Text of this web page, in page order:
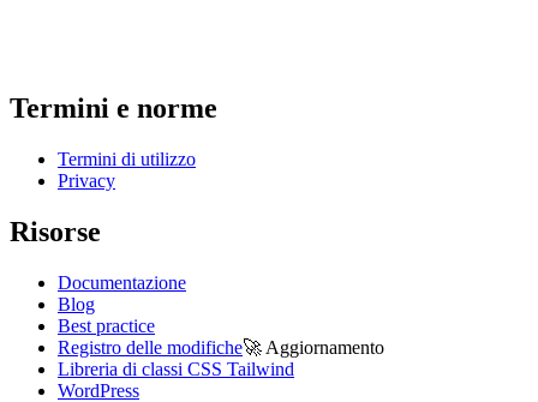
Termini e norme
Termini di utilizzo
Privacy
Risorse
Documentazione
Blog
Best practice
Registro delle modifiche🚀 Aggiornamento
Libreria di classi CSS Tailwind
WordPress